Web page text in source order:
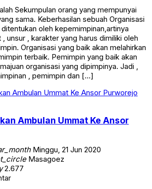
Sekumpulan orang yang mempunyai
sama. Keberhasilan sebuah Organisasi
oleh kepemimpinan,artinya
unsur , karakter yang harus dimiliki oleh
Organisasi yang baik akan melahirkan
terbaik. Pemimpin yang baik akan
organisasi yang dipimpinya. Jadi ,
, pemimpin dan […]
Ambulan Ummat Ke Ansor
Minggu, 21 Jun 2020
Masagoez
2.677